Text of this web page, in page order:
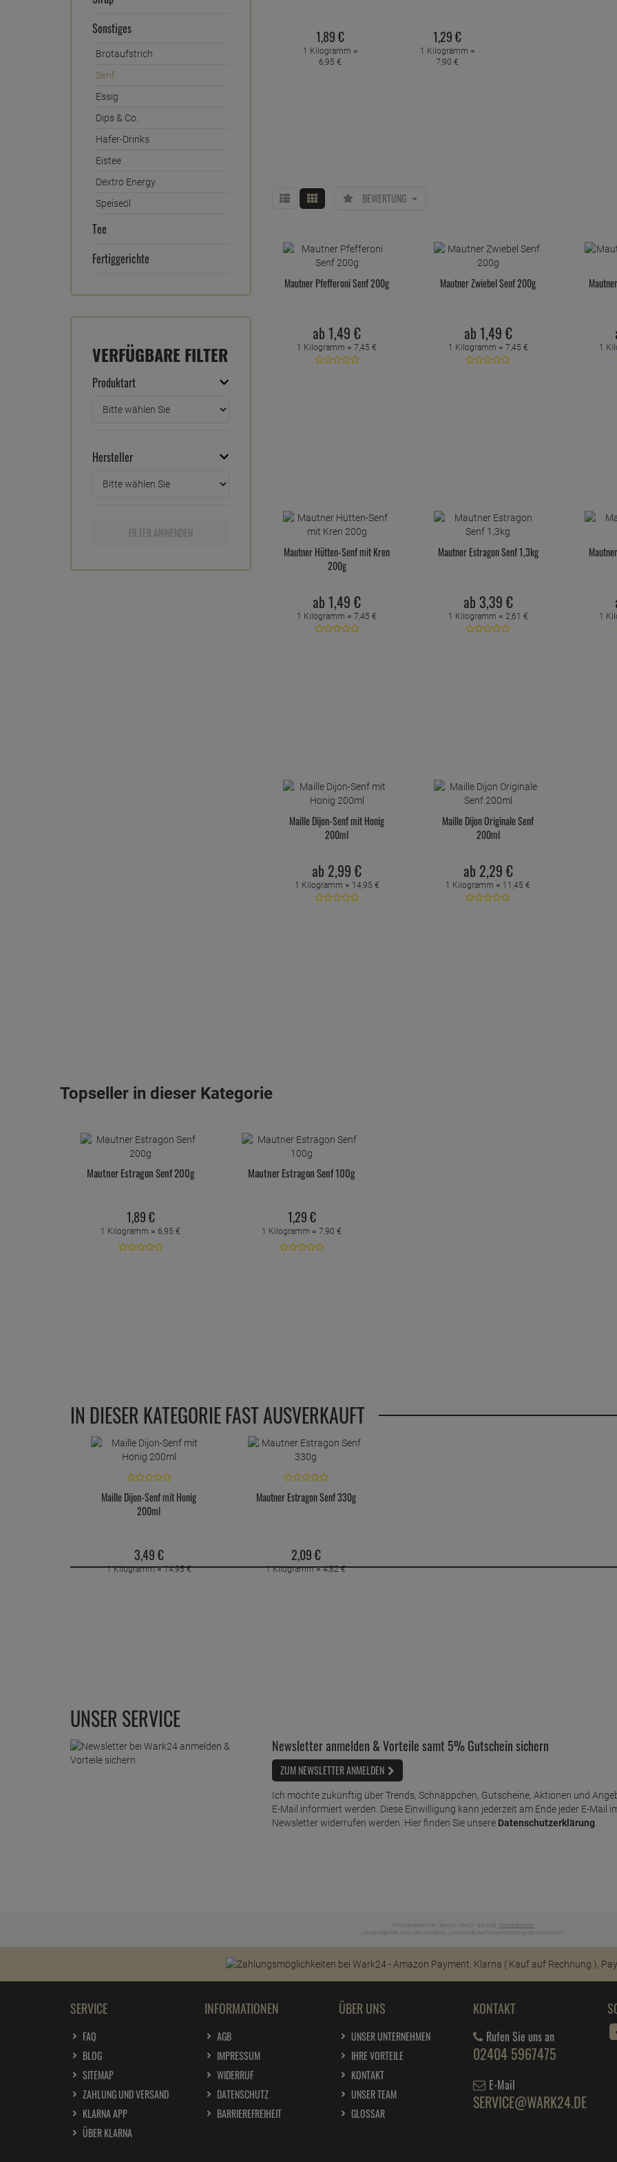
Sonstiges
Brotaufstrich
Senf
Essig
Dips & Co.
Hafer-Drinks
Eistee
Dextro Energy
Speiseöl
Tee
Fertiggerichte
VERFÜGBARE FILTER
Produktart
Hersteller
FILTER ANWENDEN
1,89€
1 Kilogramm =
6,95 €
1,29€
1 Kilogramm =
7,90 €
BEWERTUNG
Mautner Pfefferoni Senf 200g
ab 1,49 €
1 Kilogramm =7,45 €
Mautner Zwiebel Senf 200g
ab 1,49 €
1 Kilogramm = 7,45 € 1
Mautner Hütten-Senf mit Kren
200g
ab 1,49 €
1 Kilogramm =7,45 €
Mautner Estragon Senf 1,3kg
ab 3,39 €
1 Kilogramm = 2,61 € 1
Maille Dijon-Senf mit Honig
200ml
ab 2,99 €
1 Kilogramm = 14,95 €
Maille Dijon Originale Senf
200ml
ab 2,29 €
1 Kilogramm = 11,45 €
Topseller in dieser Kategorie
Mautner Estragon Senf 200g
1,89€
1 Kilogramm = 6,95 €
Mautner Estragon Senf 100g
1,29€
1 Kilogramm = 7,90 €
IN DIESER KATEGORIE FAST AUSVERKAUFT
Maille Dijon-Senf mit Honig
200ml
3,49€
1 Kilogramm =14,95 €
Mautner Estragon Senf 330g
2,09€
1 Kilogramm =4,82 €
UNSER SERVICE
Newsletter anmelden & Vorteile samt 5% Gutschein sichern
ZUM NEWSLETTER ANMELDEN
Ich möchte zukünftig über Trends, Schnäppchen, Gutscheine, Aktionen und
E-Mail informiert werden. Diese Einwilligung kann jederzeit am Ende jeder E-Mail
Newsletter widerrufen werden. Hier finden Sie unsere Datenschutzerklärung.
* Preisangaben inkl. gesetzl. MwSt. und zzgl. Versandkosten
Ursprünglicher Preis des Händlers, Unverbindliche Preisempfehlung des Herstellers
SERVICE
FAQ
BLOG
SITEMAP
ZAHLUNG UND VERSAND
KLARNA APP
ÜBER KLARNA
INFORMATIONEN
AGB
IMPRESSUM
WIDERRUF
DATENSCHUTZ
BARRIEREFREIHEIT
ÜBER UNS
UNSER UNTERNEHMEN
IHRE VORTEILE
KONTAKT
UNSER TEAM
GLOSSAR
KONTAKT
Rufen Sie uns an
02404 5967475
E-Mail
SERVICE@WARK24.DE